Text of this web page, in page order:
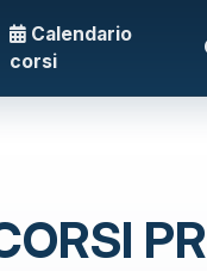
Calendario
corsi